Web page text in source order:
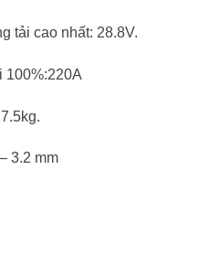
tải cao nhất: 28.8V.
100%:220A
3.2 mm